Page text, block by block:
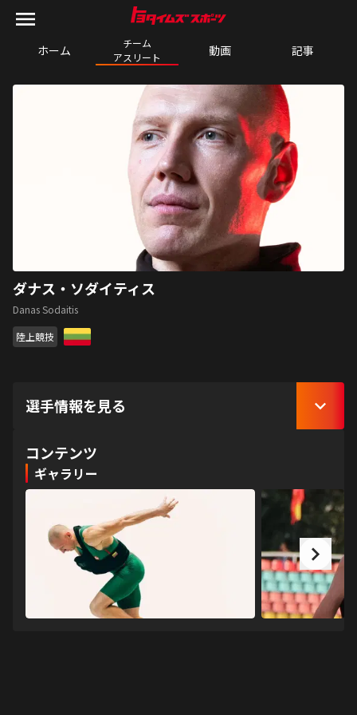
ホーム
チーム
アスリート
動画 記事
ダナス・ソダイティス
Danas Sodaitis
陸上競技
選手情報を見る
コンテンツ
ギャラリー